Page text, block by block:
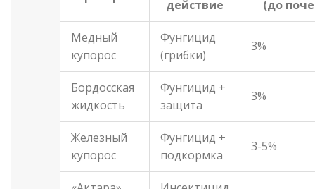
действие
(до
Медный
купорос
Фунгицид
(грибки)
3%
Бордосская
жидкость
Фунгицид +
защита
3%
Железный
купорос
Фунгицид +
подкормка
3-5%